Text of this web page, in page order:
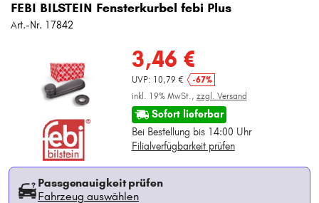
FEBI BILSTEIN Fensterkurbel febi Plus
Art.-Nr. 17842
3,46 €
UVP: 10,79 €
-67%
inkl. 19% MwSt., zzgl. Versand
Sofort lieferbar
Bei Bestellung bis 14:00 Uhr
Filialverfügbarkeit prüfen
Passgenauigkeit prüfen
Fahrzeug auswählen